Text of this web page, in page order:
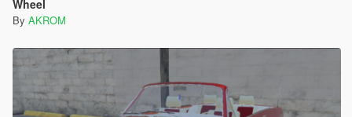
Wheel
By AKROM